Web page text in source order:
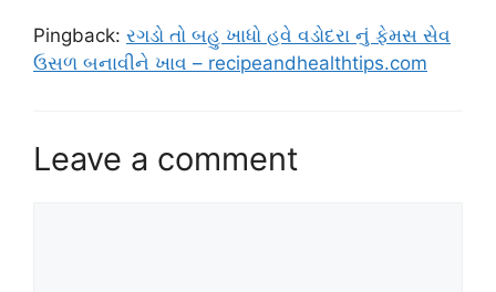
Pingback: રગડો તો બહુ ખાધો હવે વડોદરા નું ફેમસ સેવ
ઉસળ બનાવીને ખાવ – recipeandhealthtips.com
Leave a comment